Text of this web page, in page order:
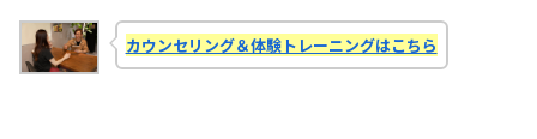
カウンセリング＆体験トレーニングはこちら